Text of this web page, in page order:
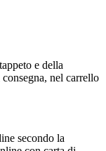
e della
nel carrello
secondo la